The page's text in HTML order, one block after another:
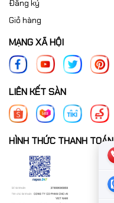
Đăng ký
Giỏ hàng
MẠNG XÃ HỘI
LIÊN KẾT SÀN
HÌNH THỨC THANH TOÁN